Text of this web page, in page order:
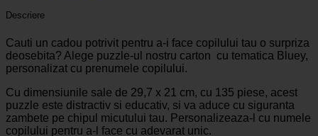
Descriere
Cauti un cadou potrivit pentru a-i face copilului tau o surpriza
deosebita? Alege puzzle-ul nostru carton cu tematica Bluey,
personalizat cu prenumele copilului.
Cu dimensiunile sale de 29,7 x 21 cm, cu 135 piese, acest
puzzle este distractiv si educativ, si va aduce cu siguranta
zambete pe chipul micutului tau. Personalizeaza-l cu numele
copilului pentru a-l face cu adevarat unic.